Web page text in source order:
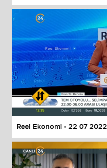
Reel Ekonomi - 22 07 2022